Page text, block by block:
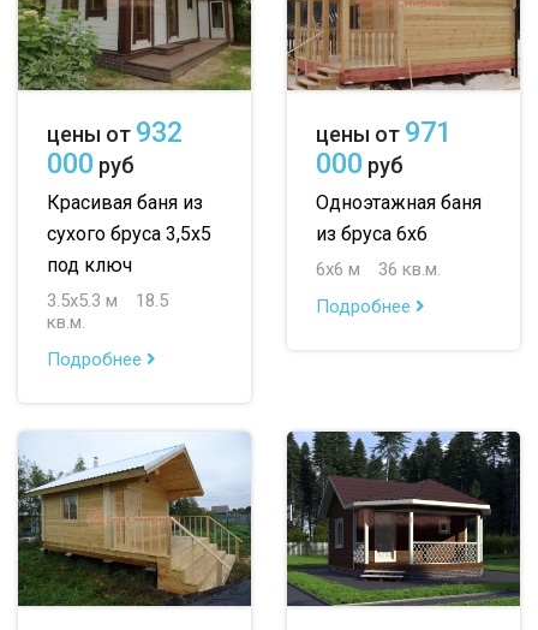
цены от 932
000 руб
Красивая баня из
сухого бруса 3,5х5
под ключ
3.5х5.3 м
18.5
кв.м.
Подробнее
цены от 971
000 руб
Одноэтажная баня
из бруса 6х6
6х6 м
36 кв.м.
Подробнее